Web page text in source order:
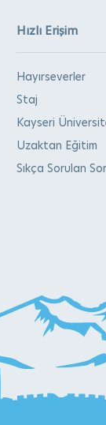
Hızlı Erişim
Hayırseverler
Staj
Kayseri
Uzaktan Eğitim
Sıkça Sorulan